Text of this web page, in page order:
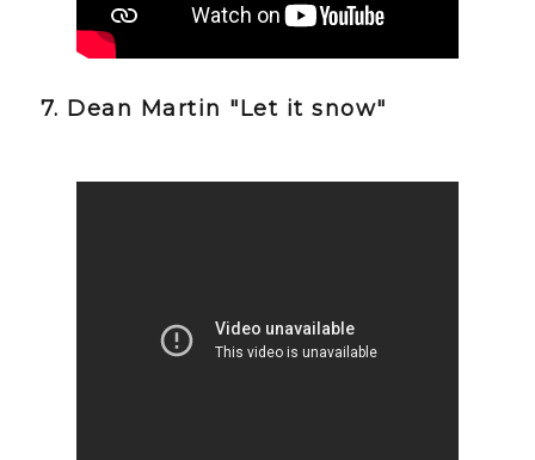
7. Dean Martin "Let it snow"